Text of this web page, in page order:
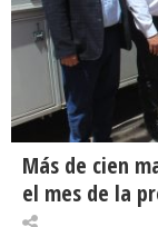
Más de cien
el mes de la